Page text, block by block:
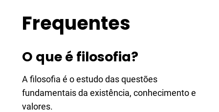
Frequentes
O que é filosofia?
A filosofia é o estudo das questões
fundamentais da existência, conhecimento e
valores.